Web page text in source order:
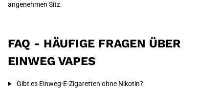
angenehmen Sitz.
FAQ - HÄUFIGE FRAGEN ÜBER
EINWEG VAPES
Gibt es Einweg-E-Zigaretten ohne Nikotin?